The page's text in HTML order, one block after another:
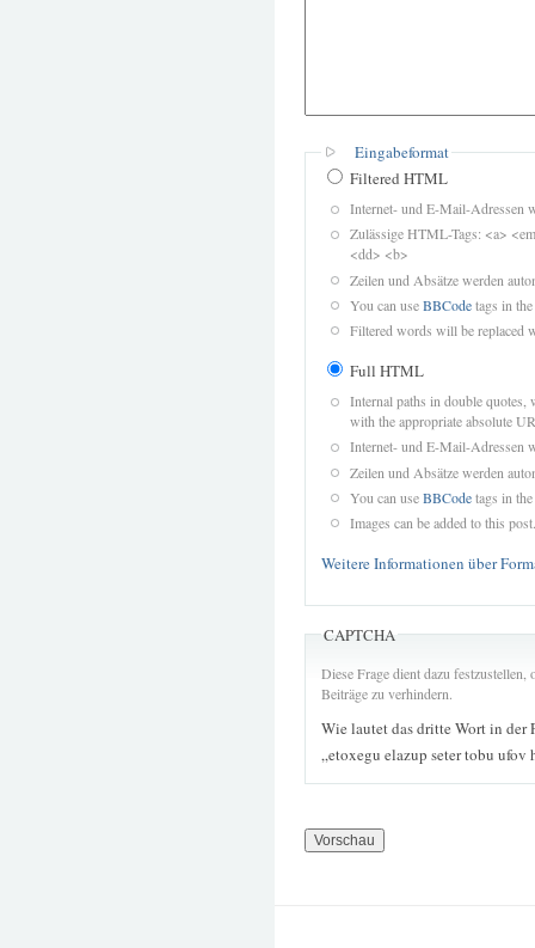
Eingabeformat
Filtered HTML
Internet- und E-Mail-Adressen
Zulässige HTML-Tags: <a>
<dd> <b>
Zeilen und Absätze werden
You can useBBCodetags in
Filtered words will be replaced
Full HTML
Internal paths in double quotes,
with the appropriate absolute
Internet- und E-Mail-Adressen
Zeilen und Absätze werden
You can useBBCodetags in
Images can be added to this post.
Weitere Informationen über
CAPTCHA
Diese Frage dient dazu
Beiträge zu verhindern.
Wie lautet das dritte Wort in der
„etoxegu elazup seter tobu